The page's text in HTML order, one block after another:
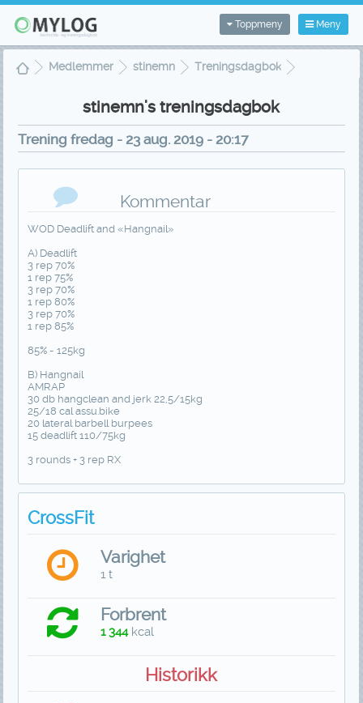
Meny
Toppmeny
Medlemmer stinemn
Treningsdagbok
stinemn's treningsdagbok
Trening fredag - 23 aug. 2019 - 20:17
Kommentar
WOD Deadlift and «Hangnail»
A) Deadlift
3 rep 70%
1 rep 75%
3 rep 70%
1 rep 80%
3 rep 70%
1 rep 85%
85% - 125kg
B) Hangnail
AMRAP
30 db hangclean and jerk 22,5/15kg
25/18 cal assu.bike
20 lateral barbell burpees
15 deadlift 110/75kg
3 rounds + 3 rep RX
CrossFit
Varighet
1 t
Forbrent
1 344kcal
Historikk